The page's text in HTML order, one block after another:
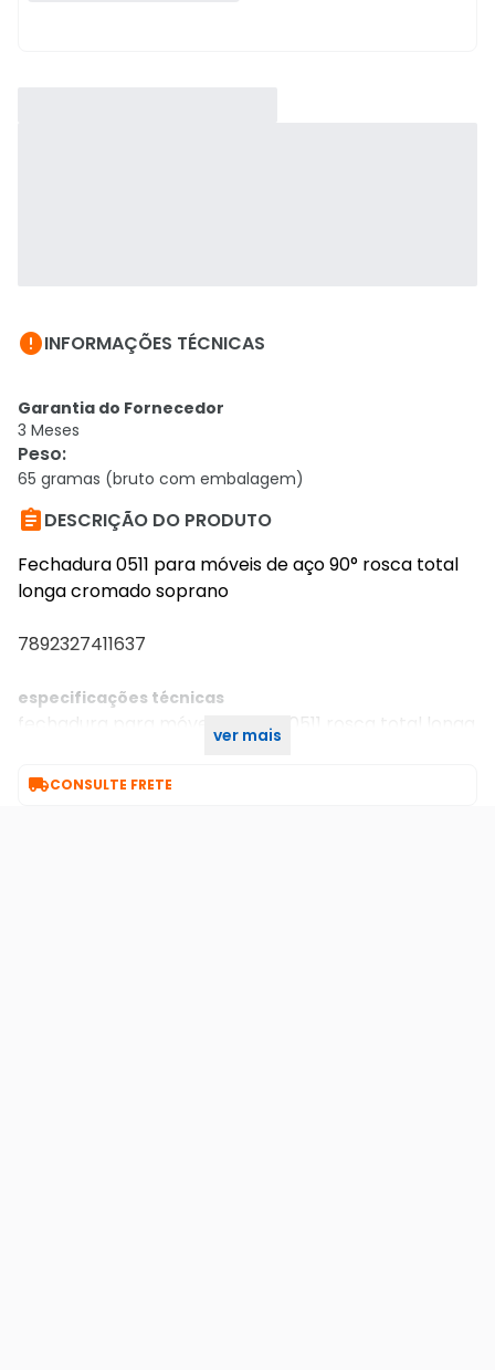
INFORMAÇÕES TÉCNICAS
Garantia do Fornecedor
3 Meses
Peso:
65 gramas (bruto com embalagem)
DESCRIÇÃO DO PRODUTO
Fechadura 0511 para móveis de aço 90° rosca total
longa cromado soprano
7892327411637
especificações técnicas
fechadura para móveis de aço 0511 rosca total longa
ver mais
CONSULTE FRETE